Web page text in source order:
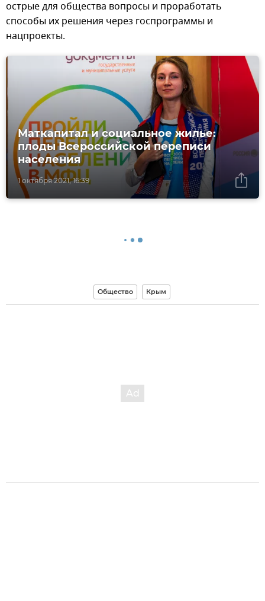
острые для общества вопросы и проработать
способы их решения через госпрограммы и
нацпроекты.
1 октября 2021, 16:39
Маткапитал и социальное жилье:
плоды Всероссийской переписи
населения
Общество Крым